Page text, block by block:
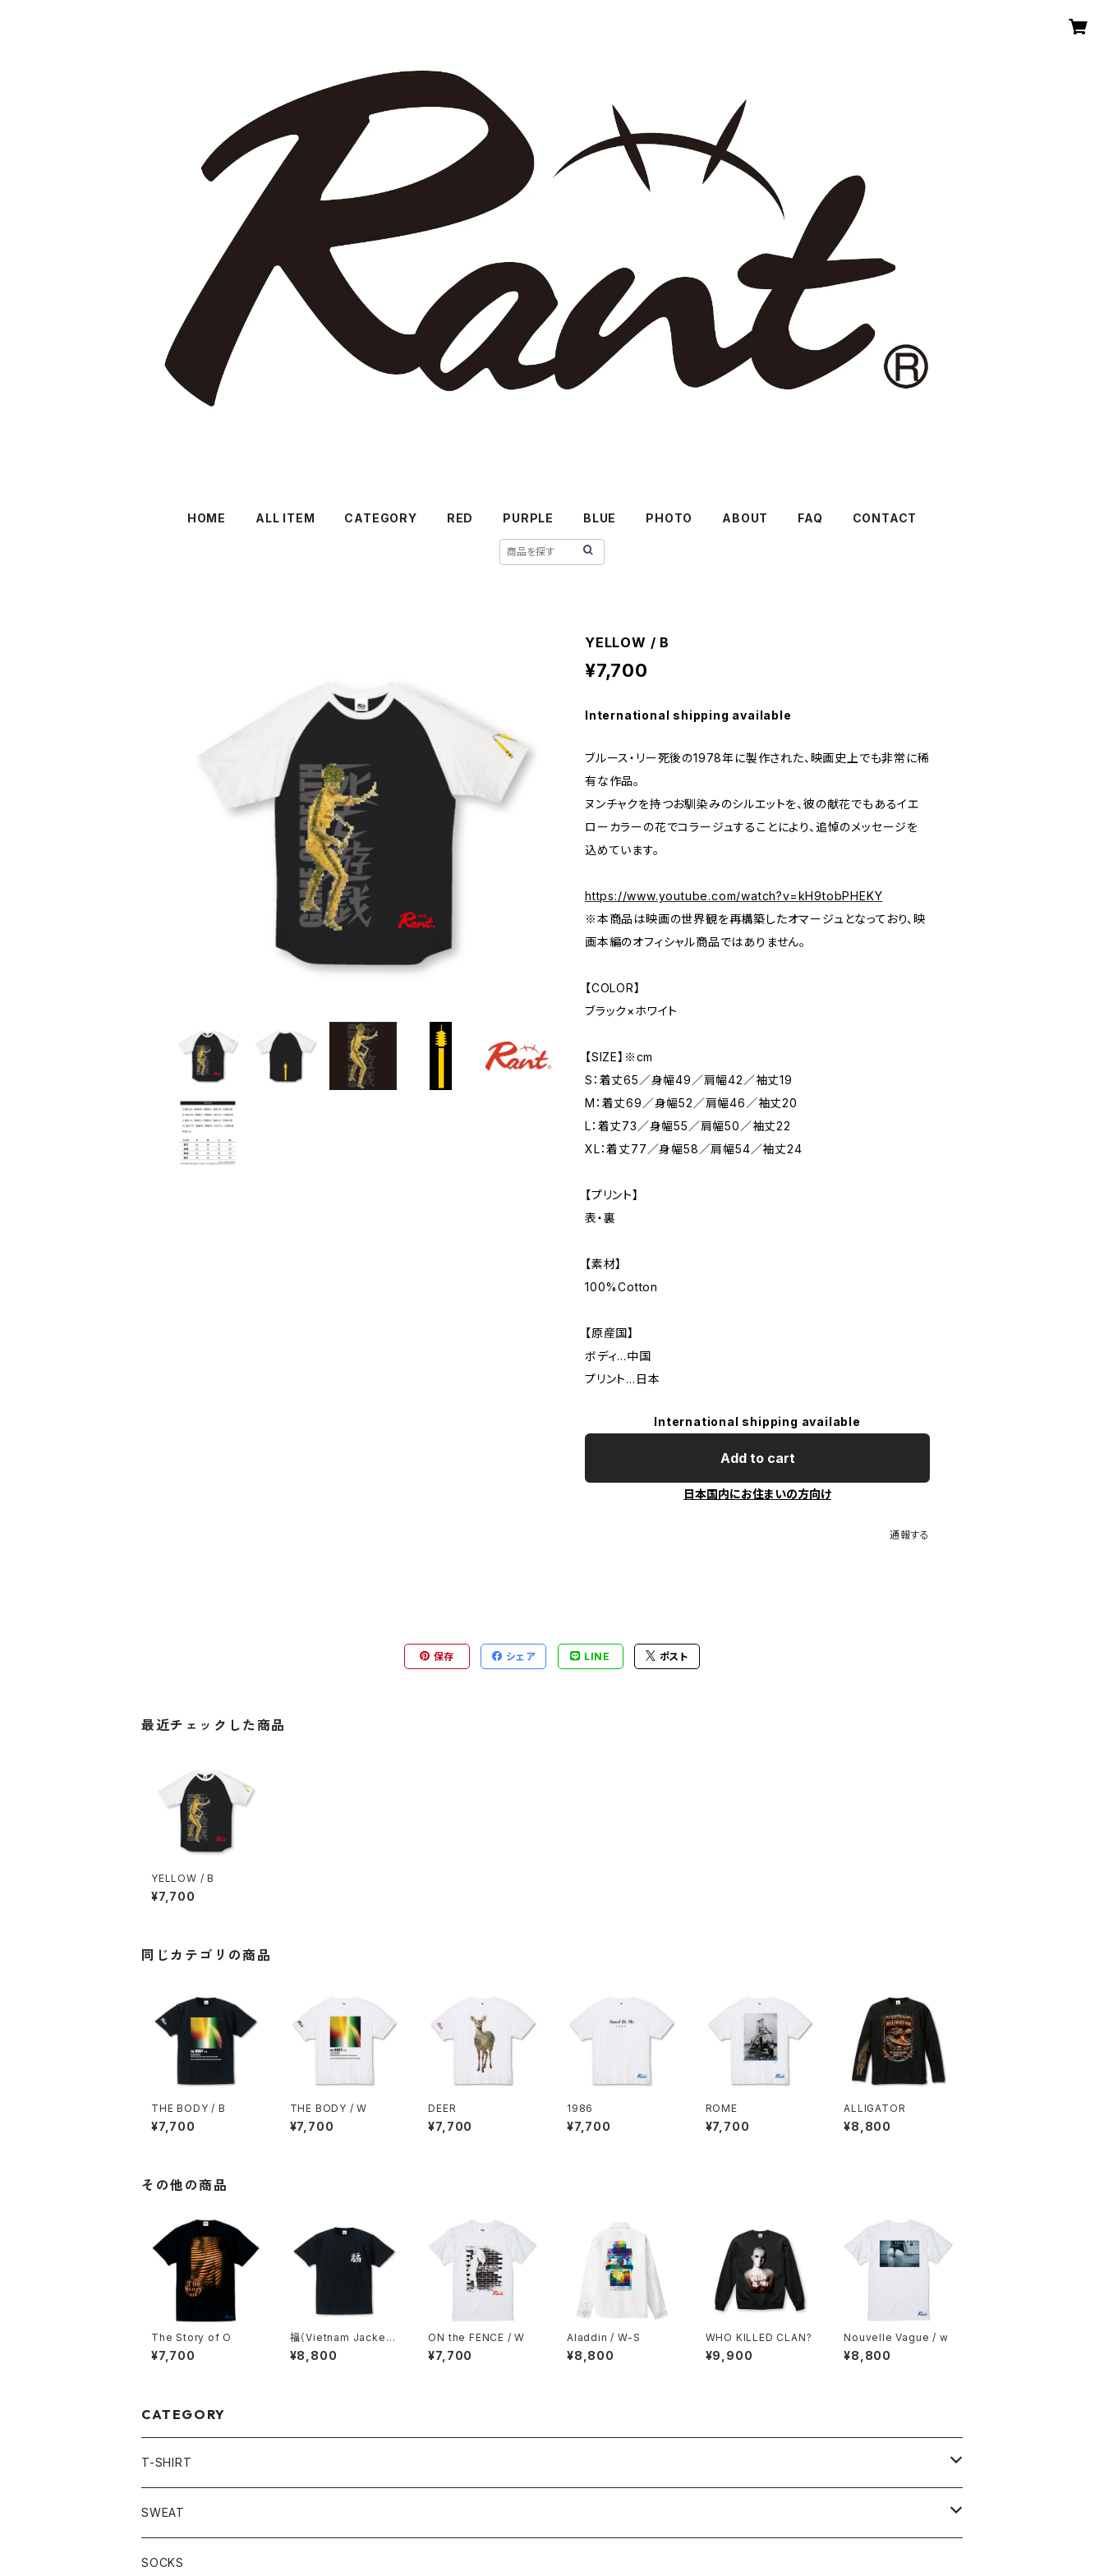
HOME ALL ITEM CATEGORY RED PURPLE BLUE PHOTO ABOUT FAQ CONTACT
YELLOW / B
¥7,700
International shipping available
ブルース・リー死後の1978年に製作された、映画史上でも非常に稀
有な作品。
ヌンチャクを持つお馴染みのシルエットを、彼の献花でもあるイエ
ローカラーの花でコラージュすることにより、追悼のメッセージを
込めています。
https://www.youtube.com/watch?v=kH9tobPHEKY
※本商品は映画の世界観を再構築したオマージュとなっており、映
画本編のオフィシャル商品ではありません。
【COLOR】
ブラック×ホワイト
【SIZE】※cm
S：着丈65／身幅49／肩幅42／袖丈19
M：着丈69／身幅52／肩幅46／袖丈20
L：着丈73／身幅55／肩幅50／袖丈22
XL：着丈77／身幅58／肩幅54／袖丈24
【プリント】
表・裏
【素材】
100%Cotton
【原産国】
ボディ…中国
プリント…日本
International shipping available
Add to cart
日本国内にお住まいの方向け
通報する
保存 シェア LINE ポスト
最近チェックした商品
YELLOW / B
¥7,700
同じカテゴリの商品
THE BODY / B
¥7,700
THE BODY / W
¥7,700
DEER
¥7,700
1986
¥7,700
ROME
¥7,700
ALLIGATOR
¥8,800
その他の商品
The Story of O
¥7,700
福（Vietnam Jacket
style）/ B
¥8,800
ON the FENCE / W
¥7,700
Aladdin / W-S
¥8,800
WHO KILLED CLAN?
¥9,900
Nouvelle Vague / w
¥8,800
CATEGORY
T-SHIRT
LONG SLEEVE
SWEAT
HOODIE
SOCKS